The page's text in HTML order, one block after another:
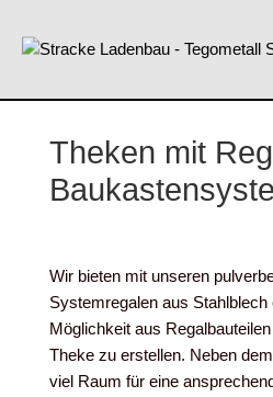
Theken mit
Wir bieten mit unseren
Systemregalen aus Stahlblech
Möglichkeit aus
Theke zu erstellen. Neben
viel Raum für eine